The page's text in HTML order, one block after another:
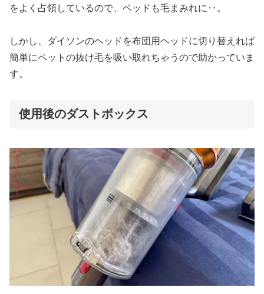
をよく占領しているので、ベッドも毛まみれに‥。
しかし、ダイソンのヘッドを布団用ヘッドに切り替えれば
簡単にペットの抜け毛を吸い取れちゃうので助かっていま
す。
使用後のダストボックス